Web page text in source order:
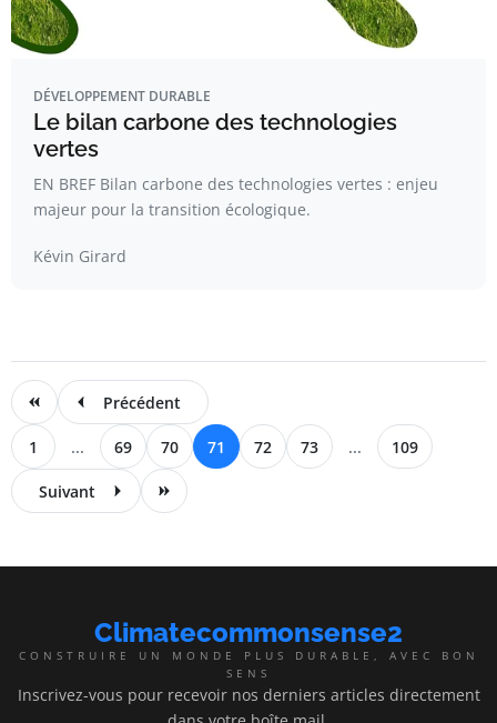
DÉVELOPPEMENT DURABLE
Le bilan carbone des technologies
vertes
EN BREF Bilan carbone des technologies vertes : enjeu
majeur pour la transition écologique.
Kévin Girard
Précédent
1 ... 69 70 71 72 73 ... 109
Suivant
Climatecommonsense2
CONSTRUIRE UN MONDE PLUS DURABLE, AVEC BON
SENS
Inscrivez-vous pour recevoir nos derniers articles directement